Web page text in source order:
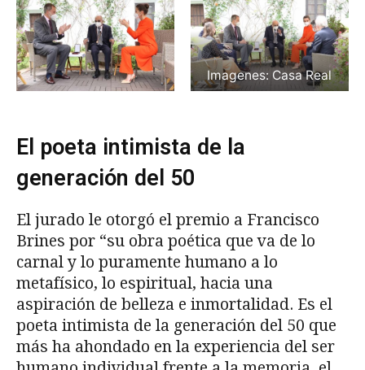
Imagenes: Casa Real
El poeta intimista de la
generación del 50
El jurado le otorgó el premio a Francisco
Brines por “su obra poética que va de lo
carnal y lo puramente humano a lo
metafísico, lo espiritual, hacia una
aspiración de belleza e inmortalidad. Es el
poeta intimista de la generación del 50 que
más ha ahondado en la experiencia del ser